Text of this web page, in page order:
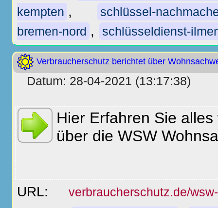
kempten ,
schlüssel-
bremen-nord , schlüsseldienst-
Verbraucherschutz berichtet über
Datum: 28-04-2021 (13:17:38)
Hier Erfahren Sie
über die WSW
URL: verbraucherschutz.de/